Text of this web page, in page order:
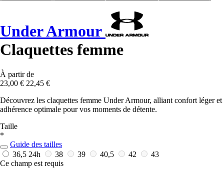
Under Armour
Claquettes femme
À partir de
23,00 € 22,45 €
Découvrez les claquettes femme Under Armour, alliant confort léger et
adhérence optimale pour vos moments de détente.
Taille
*
Guide des tailles
36,5 24h 38 39 40,5 42
43
Ce champ est requis